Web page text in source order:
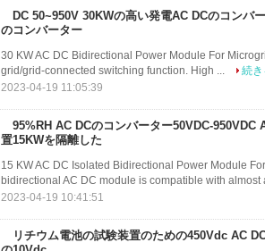
DC 50~950V 30KWの高い発電AC DCのコンバ
のコンバーター
30 KW AC DC Bidirectional Power Module For
grid/grid-connected switching function. High ...
続
2023-04-19 11:05:39
95%RH AC DCのコンバーター50VDC-950VDC
置15KWを隔離した
15 KW AC DC Isolated Bidirectional Power Module
bidirectional AC DC module is compatible with almost
2023-04-19 10:41:51
リチウム電池の試験装置のための450Vdc AC